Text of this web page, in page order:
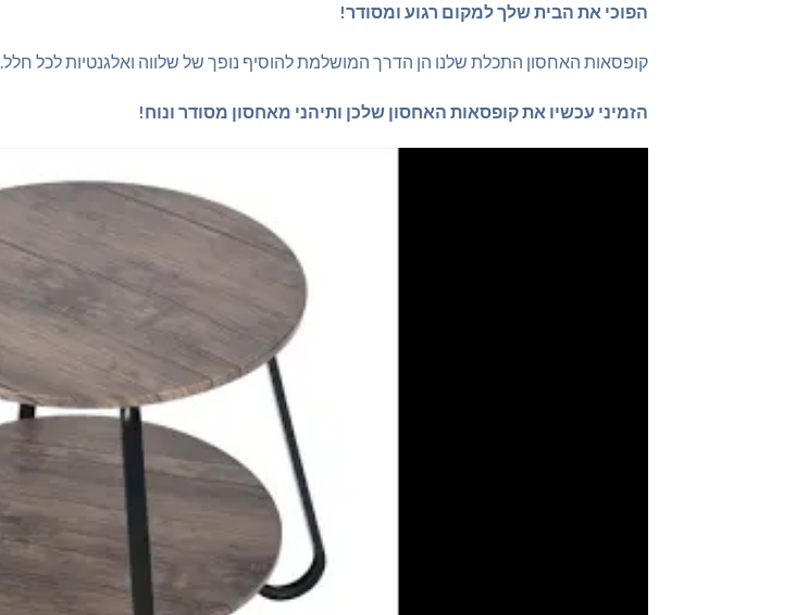
הפוכי את הבית שלך למקום רגוע ומסודר!
קופסאות האחסון התכלת שלנו הן הדרך המושלמת להוסיף נופך של שלווה ואלגנטיות לכל חלל.
הזמיני עכשיו את קופסאות האחסון שלכן ותיהני מאחסון מסודר ונוח!